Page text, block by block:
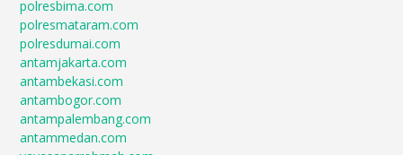
polresbima.com
polresmataram.com
polresdumai.com
antamjakarta.com
antambekasi.com
antambogor.com
antampalembang.com
antammedan.com